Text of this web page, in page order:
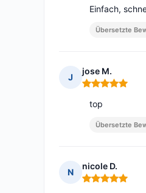
Einfach,
Übersetzte
J
jose M.
Hinweis: 5 von
top
Übersetzte
N
nicole D.
Hinweis: 5 von